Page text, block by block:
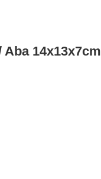
Aba 14x13x7cm